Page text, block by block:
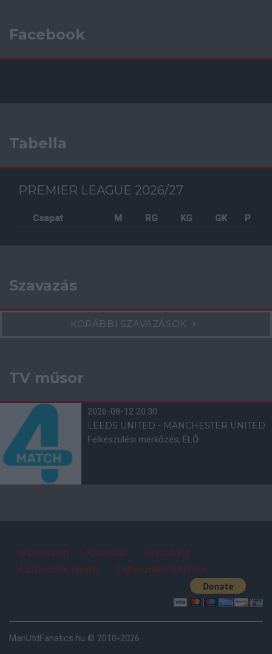
Facebook
Tabella
PREMIER LEAGUE 2026/27
Csapat M RG KG GK P
Szavazás
KORÁBBI SZAVAZÁSOK
TV műsor
2026-08-12 20:30
LEEDS UNITED - MANCHESTER UNITED
Felkészülési mérkőzés, ÉLŐ
Impresszum Kapcsolat
Szerzői jog
Adatvédelmi irányelv
Felhasználói feltételek
ManUtdFanatics.hu © 2010-2026